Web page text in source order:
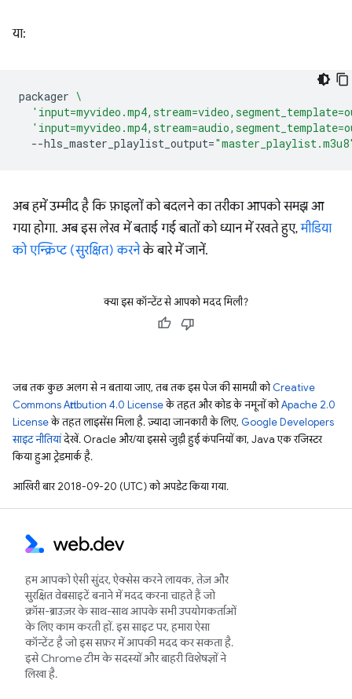
या:
packager \
--hls_master_playlist_output=
अब हमें उम्मीद है कि फ़ाइलों को बदलने का तरीका आपको समझ आ
गया होगा. अब इस लेख में बताई गई बातों को ध्यान में रखते हुए,मीडिया
को एन्क्रिप्ट (सुरक्षित) करनेके बारे में जानें.
क्या इस कॉन्टेंट से आपको मदद मिली?
जब तक कुछ अलग से न बताया जाए, तब तक इस पेज की सामग्री कोCreative
Commons Attribution 4.0 Licenseके तहत और कोड के नमूनों कोApache 2.0
Licenseके तहत लाइसेंस मिला है. ज़्यादा जानकारी के लिए, Google Developers
साइट नीतियांदेखें. Oracle और/या इससे जुड़ी हुई कंपनियों का, Java एक रजिस्टर
किया हुआ ट्रेडमार्क है.
आखिरी बार 2018-09-20 (UTC) को अपडेट किया गया.
हम आपको ऐसी सुंदर, ऐक्सेस करने लायक, तेज़ और
सुरक्षित वेबसाइटें बनाने में मदद करना चाहते हैं जो
क्रॉस-ब्राउज़र के साथ-साथ आपके सभी उपयोगकर्ताओं
के लिए काम करती हों. इस साइट पर, हमारा ऐसा
कॉन्टेंट है जो इस सफ़र में आपकी मदद कर सकता है.
इसे Chrome टीम के सदस्यों और बाहरी विशेषज्ञों ने
लिखा है.